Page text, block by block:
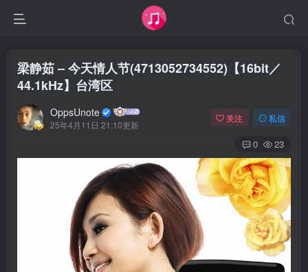
梁静茹 – 今天情人节(4713052734552)【16bit／
44.1kHz】台湾区
OppsUnote
25年4月11日 21:10更新
关注 私信
0 23